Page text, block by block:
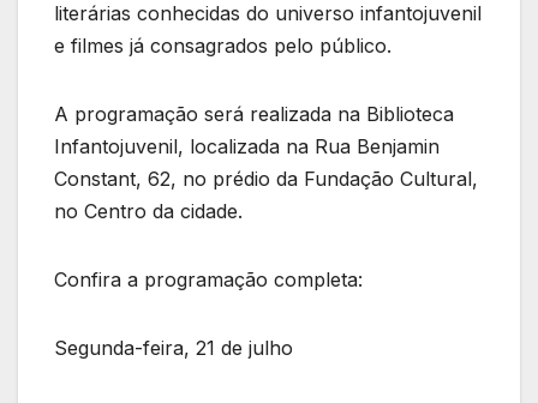
literárias conhecidas do universo infantojuvenil
e filmes já consagrados pelo público.
A programação será realizada na Biblioteca
Infantojuvenil, localizada na Rua Benjamin
Constant, 62, no prédio da Fundação Cultural,
no Centro da cidade.
Confira a programação completa:
Segunda-feira, 21 de julho